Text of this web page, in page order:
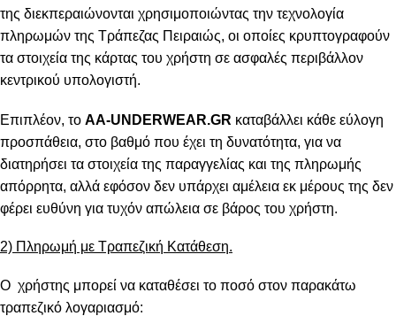
της διεκπεραιώνονται χρησιμοποιώντας την τεχνολογία
πληρωμών της Τράπεζας Πειραιώς, οι οποίες κρυπτογραφούν
τα στοιχεία της κάρτας του χρήστη σε ασφαλές περιβάλλον
κεντρικού υπολογιστή.
Επιπλέον, το AA-UNDERWEAR.GR καταβάλλει κάθε εύλογη
προσπάθεια, στο βαθμό που έχει τη δυνατότητα, για να
διατηρήσει τα στοιχεία της παραγγελίας και της πληρωμής
απόρρητα, αλλά εφόσον δεν υπάρχει αμέλεια εκ μέρους της δεν
φέρει ευθύνη για τυχόν απώλεια σε βάρος του χρήστη.
2) Πληρωμή με Τραπεζική Κατάθεση.
Ο χρήστης μπορεί να καταθέσει το ποσό στον παρακάτω
τραπεζικό λογαριασμό: